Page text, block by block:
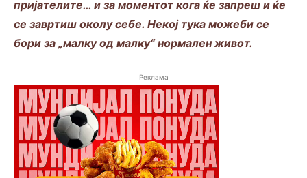
пријателите… и за моментот кога ќе запреш и ќе
се завртиш околу себе. Некој тука можеби се
бори за „малку од малку“ нормален живот.
Реклама